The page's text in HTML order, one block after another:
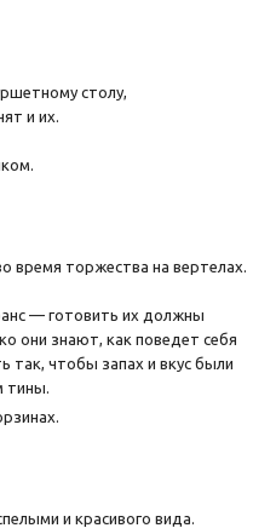
столу,
и их.
время торжества на вертелах.
— готовить их должны
они знают, как поведет себя
так, чтобы запах и вкус были
тины.
и красивого вида.